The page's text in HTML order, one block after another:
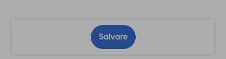
Salvare